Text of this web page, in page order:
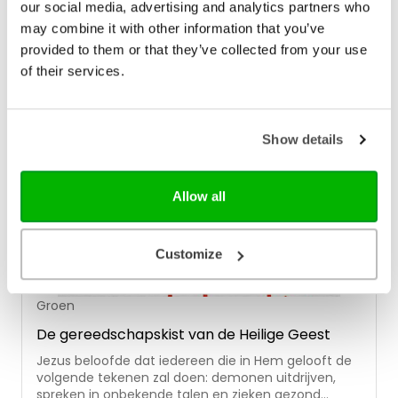
our social media, advertising and analytics partners who
may combine it with other information that you’ve
provided to them or that they’ve collected from your use
of their services.
Show details
Allow all
Customize
en leiden. In dit dagboek verdiepen we ons vijftig
dagen in de persoon en het werk van de Heilige
Geest. Eerst vanuit het onderwijs dat Jezus over de
Geest geeft in Johannes 14-16. Vervolgens zien we
vanuit het boek Handelingen hoe de Geest mensen
van concrete bijbelgedeelten komen we op het
Alles is erop gericht de Heilige Geest beter te leren
elke dag achter Jezus in het spoor van de Geest te
Groen
De gereedschapskist van de Heilige Geest
Jezus beloofde dat iedereen die in Hem gelooft de
volgende tekenen zal doen: demonen uitdrijven,
spreken in onbekende talen en zieken gezond